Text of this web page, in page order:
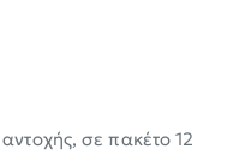
σε πακέτο 12